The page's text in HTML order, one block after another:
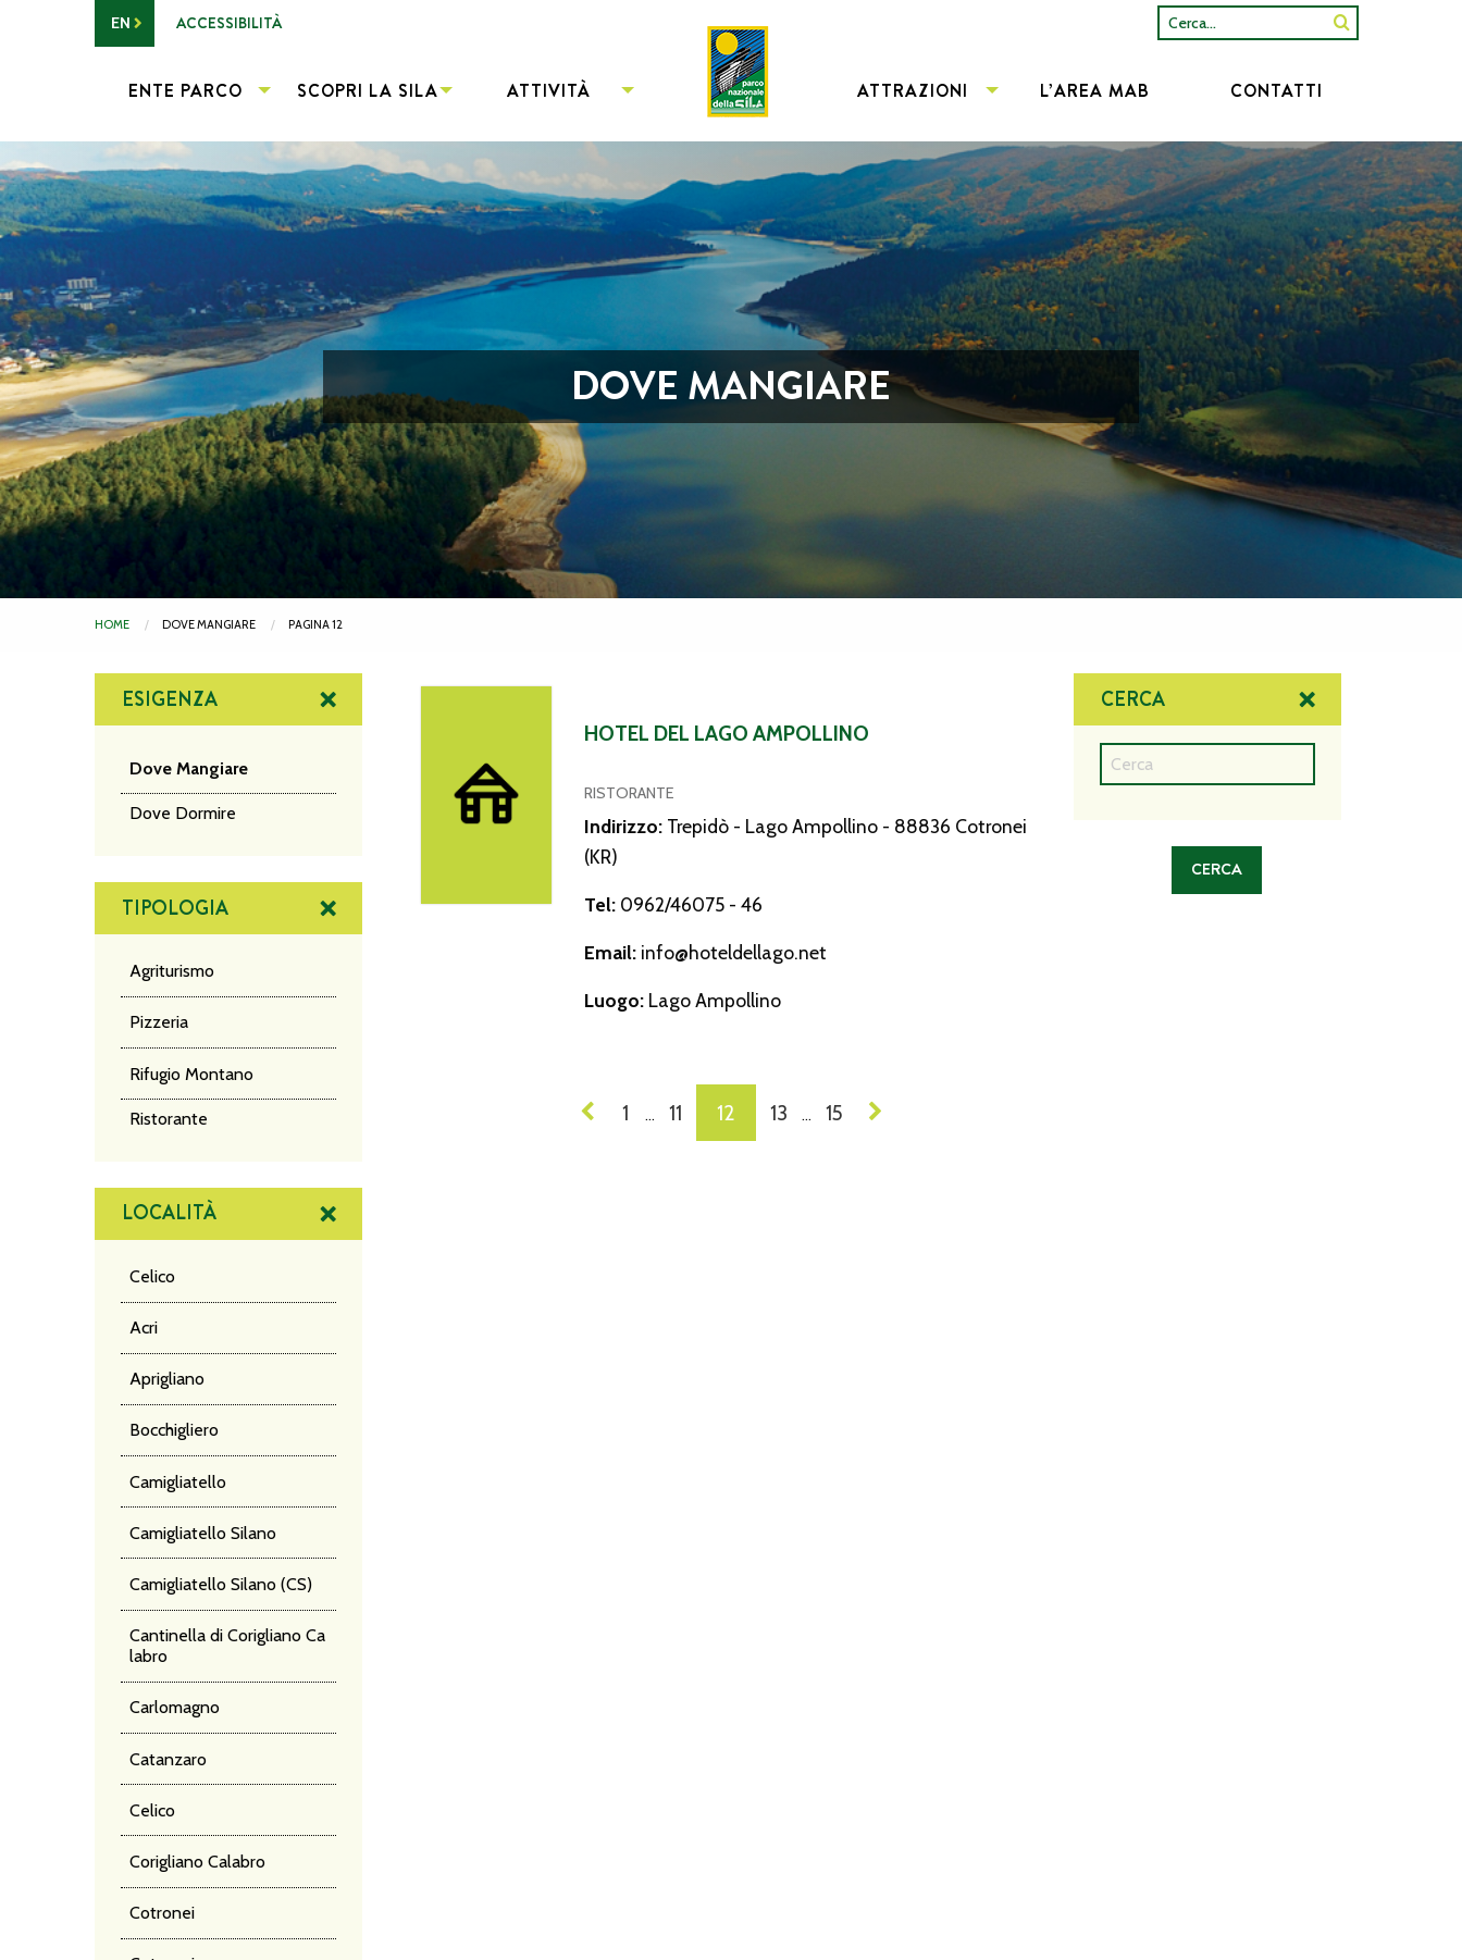
Vai al contenuto principale
EN ACCESSIBILITÀ Cerca...
ENTE PARCO SCOPRI LA SILA ATTIVITÀ ATTRAZIONI L’AREA MAB CONTATTI
DOVE MANGIARE
HOME DOVE MANGIARE PAGINA 12
ESIGENZA
Dove Mangiare
Dove Dormire
TIPOLOGIA
Agriturismo
Pizzeria
Rifugio Montano
Ristorante
LOCALITÀ
Celico
Acri
Aprigliano
Bocchigliero
Camigliatello
Camigliatello Silano
Camigliatello Silano (CS)
Cantinella di Corigliano Ca
labro
Carlomagno
Catanzaro
Celico
Corigliano Calabro
Cotronei
HOTEL DEL LAGO AMPOLLINO
RISTORANTE
Indirizzo: Trepidò - Lago Ampollino - 88836 Cotronei
(KR)
Tel: 0962/46075 - 46
Email: info@hoteldellago.net
Luogo: Lago Ampollino
NAVIGAZIONE
1 … 11 12 13 … 15
CERCA